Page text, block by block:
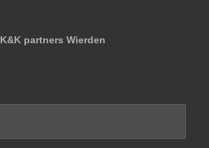
K&K partners Wierden